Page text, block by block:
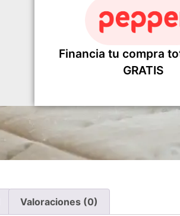
Financia tu compra
GRATIS
Valoraciones (0)